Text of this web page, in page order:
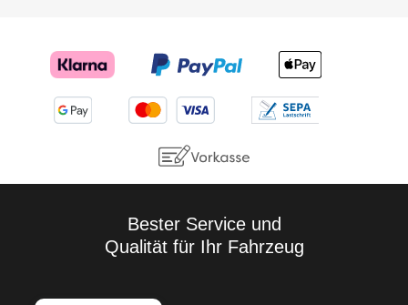
Bester Service und
Qualität für Ihr Fahrzeug